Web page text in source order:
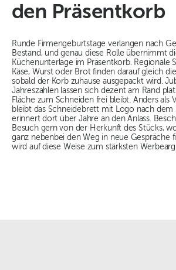
den Präsentkorb
Runde Firmengeburtstage verlangen nach
Bestand, und genau diese Rolle übernimmt
Küchenunterlage im Präsentkorb. Regionale
Käse, Wurst oder Brot finden darauf gleich
sobald der Korb zuhause ausgepackt wird.
Jahreszahlen lassen sich dezent am Rand
Fläche zum Schneiden frei bleibt. Anders als
bleibt das Schneidebrett mit Logo nach dem
erinnert dort über Jahre an den Anlass.
Besuch gern von der Herkunft des Stücks,
ganz nebenbei den Weg in neue Gespräche
wird auf diese Weise zum stärksten